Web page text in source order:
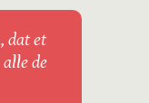
dat et
de